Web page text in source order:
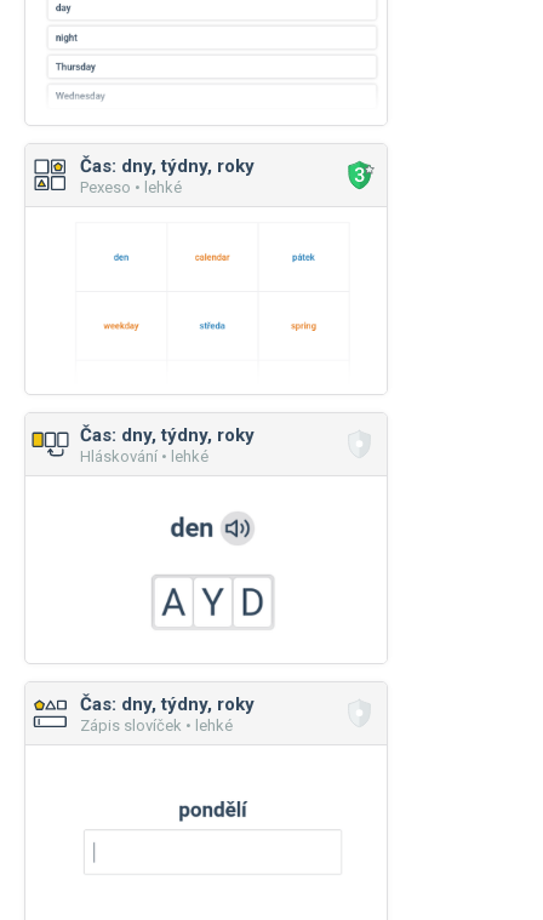
Čas: dny, týdny, roky
Pexeso • lehké
Čas: dny, týdny, roky
Hláskování • lehké
Čas: dny, týdny, roky
Zápis slovíček • lehké